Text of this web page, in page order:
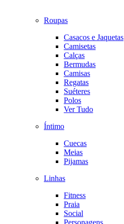
Roupas
Casacos e Jaquetas
Camisetas
Calças
Bermudas
Camisas
Regatas
Suéteres
Polos
Ver Tudo
Íntimo
Cuecas
Meias
Pijamas
Linhas
Fitness
Praia
Social